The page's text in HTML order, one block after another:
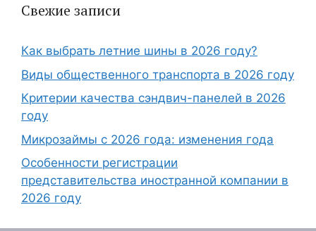
Свежие записи
Как выбрать летние шины в 2026 году?
Виды общественного транспорта в 2026 году
Критерии качества сэндвич-панелей в 2026
году
Микрозаймы с 2026 года: изменения года
Особенности регистрации
представительства иностранной компании в
2026 году